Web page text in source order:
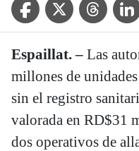
Espaillat. – Las
millones de
sin el registro
valorada en RD$31
dos operativos de